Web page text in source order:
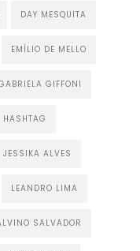
DAY MESQUITA
EMÍLIO DE MELLO
GIFFONI
HASHTAG
JESSIKA ALVES
LEANDRO LIMA
SALVADOR